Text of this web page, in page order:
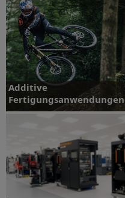
Sonderbeiträge ansehen
Additive
Fertigungsanwendungen
Sonderbeiträge ansehen